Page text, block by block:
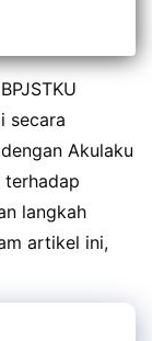
secara
Akulaku
terhadap
langkah
artikel ini,